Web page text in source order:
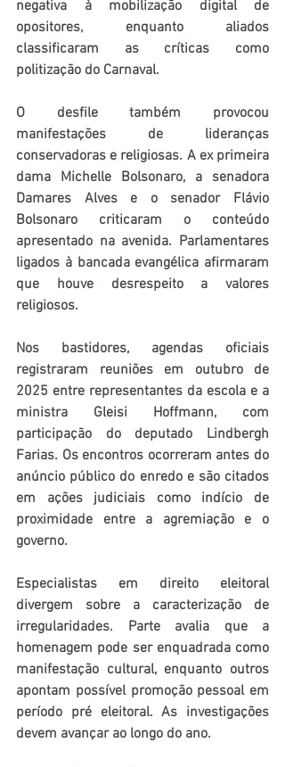
negativa à mobilização digital de
opositores, enquanto aliados
classificaram as críticas como
politização do Carnaval.
O desfile também provocou
manifestações de lideranças
conservadoras e religiosas. A ex primeira
dama Michelle Bolsonaro, a senadora
Damares Alves e o senador Flávio
Bolsonaro criticaram o conteúdo
apresentado na avenida. Parlamentares
ligados à bancada evangélica afirmaram
que houve desrespeito a valores
religiosos.
Nos bastidores, agendas oficiais
registraram reuniões em outubro de
2025 entre representantes da escola e a
ministra Gleisi Hoffmann, com
participação do deputado Lindbergh
Farias. Os encontros ocorreram antes do
anúncio público do enredo e são citados
em ações judiciais como indício de
proximidade entre a agremiação e o
governo.
Especialistas em direito eleitoral
divergem sobre a caracterização de
irregularidades. Parte avalia que a
homenagem pode ser enquadrada como
manifestação cultural, enquanto outros
apontam possível promoção pessoal em
período pré eleitoral. As investigações
devem avançar ao longo do ano.